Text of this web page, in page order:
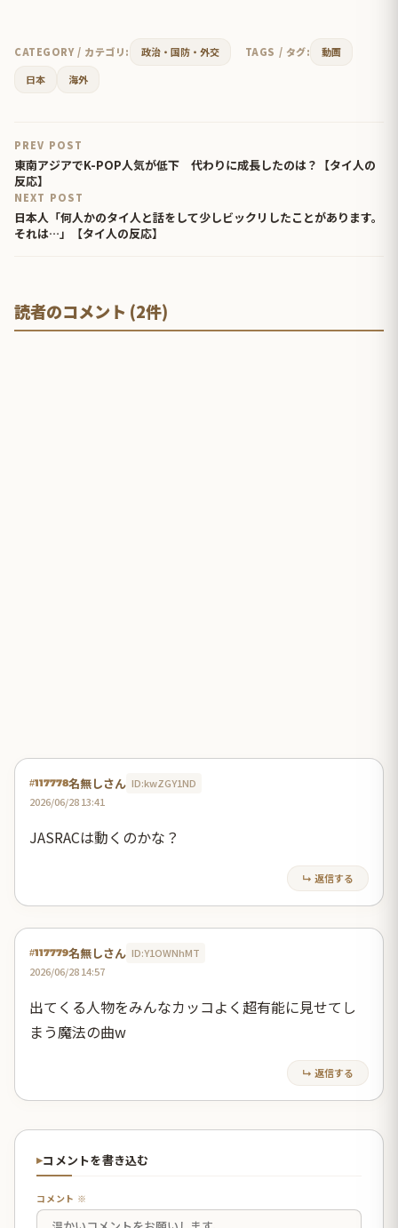
CATEGORY / カテゴリ: 政治・国防・外交 TAGS / タグ:
動画
日本
海外
PREV POST
東南アジアでK-POP人気が低下 代わりに成長したのは？【タイ人の
反応】
NEXT POST
日本人「何人かのタイ人と話をして少しビックリしたことがあります。
それは…」【タイ人の反応】
読者のコメント (2件)
#117778名無しさん ID:kwZGY1ND
2026/06/28 13:41
JASRACは動くのかな？
↳ 返信する
#117779名無しさん ID:Y1OWNhMT
2026/06/28 14:57
出てくる人物をみんなカッコよく超有能に見せてし
まう魔法の曲w
↳ 返信する
コメントを書き込む
コメント ※